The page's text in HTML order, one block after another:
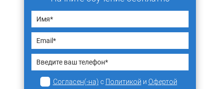
Согласен(-на) с Политикой и Офертой